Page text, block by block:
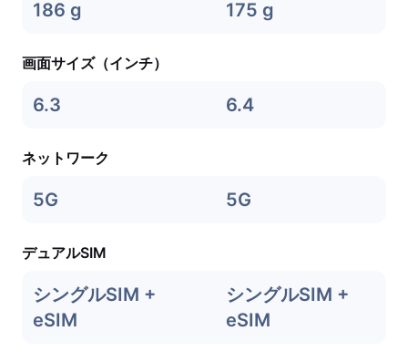
186 g 175 g
画面サイズ（インチ）
6.3 6.4
ネットワーク
5G 5G
デュアルSIM
シングルSIM +
eSIM
シングルSIM +
eSIM